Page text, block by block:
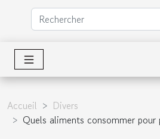
Accueil
Divers
Quels aliments consommer